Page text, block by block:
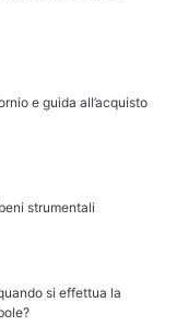
e guida all’acquisto
strumentali
si effettua la